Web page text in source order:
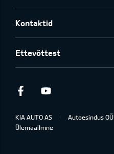
Kontaktid
Ettevõttest
Facebook
KIA AUTO AS Autoesindus OÜ
Ülemaailmne